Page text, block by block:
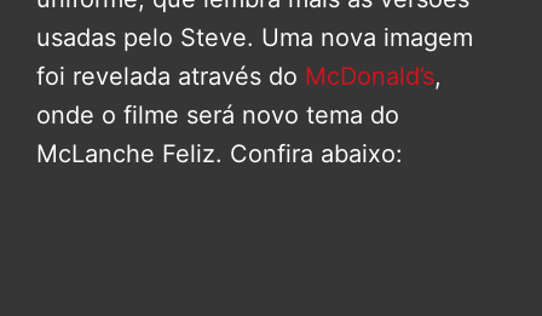
usadas pelo Steve. Uma nova imagem
foi revelada através do McDonald’s,
onde o filme será novo tema do
McLanche Feliz. Confira abaixo: